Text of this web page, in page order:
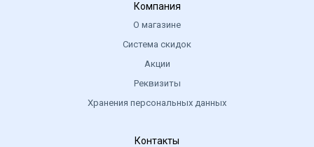
Компания
О магазине
Система скидок
Акции
Реквизиты
Хранения персональных данных
Контакты